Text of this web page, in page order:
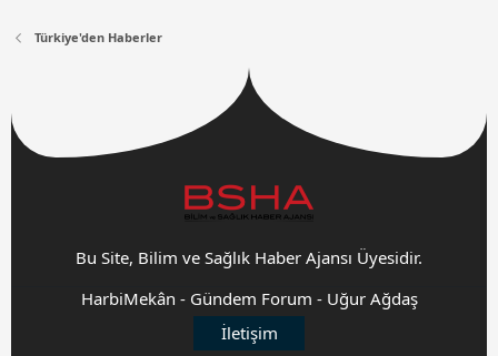
Türkiye'den Haberler
Bu Site, Bilim ve Sağlık Haber Ajansı Üyesidir.
HarbiMekân - Gündem Forum - Uğur Ağdaş
İletişim